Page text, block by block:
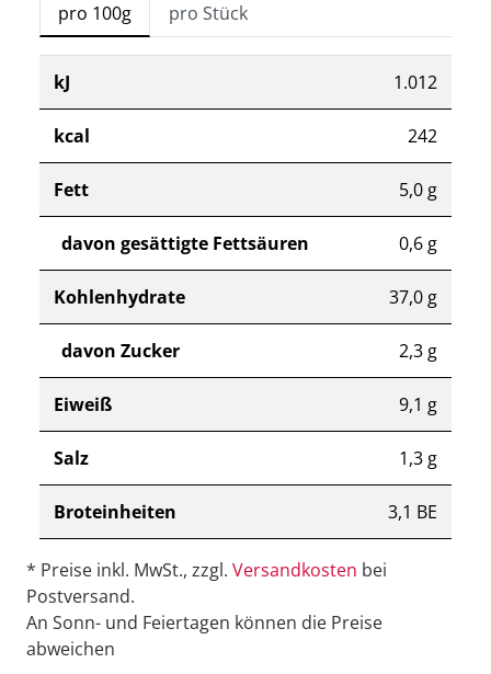
pro 100g pro Stück
kJ 1.012
kcal 242
Fett 5,0 g
davon gesättigte Fettsäuren 0,6 g
Kohlenhydrate 37,0 g
davon Zucker 2,3 g
Eiweiß 9,1 g
Salz 1,3 g
Broteinheiten 3,1 BE
* Preise inkl. MwSt., zzgl. Versandkosten bei
Postversand.
An Sonn- und Feiertagen können die Preise
abweichen